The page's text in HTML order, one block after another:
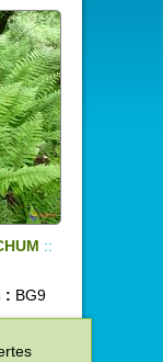
::
: BG9